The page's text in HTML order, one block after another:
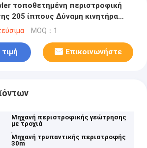
τοποθετημένη περιστροφική
205 ίππους Δύναμη κινητήρα
MOQ：1
Επικοινωνήστε
Μηχανή περιστροφικής γεώτρησης
με τροχιά
,
Μηχανή τρυπαντικής περιστροφής
30m